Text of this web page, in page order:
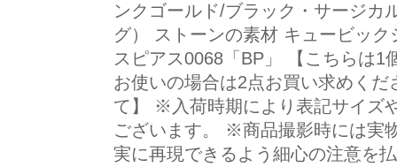
ンクゴールド/ブラック・サージカ
グ） ストーンの素材 キュービッ
スピアス0068「BP」 【こちらは
お使いの場合は2点お買い求めく
て】 ※入荷時期により表記サイズ
ございます。 ※商品撮影時には実
実に再現できるよう細心の注意を